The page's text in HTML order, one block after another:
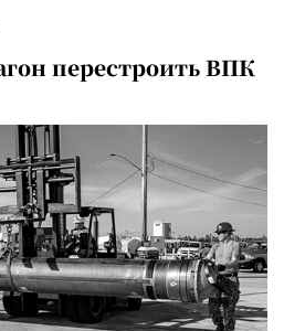
перестроить ВПК